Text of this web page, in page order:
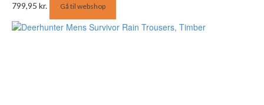
799,95 kr. Gå til webshop